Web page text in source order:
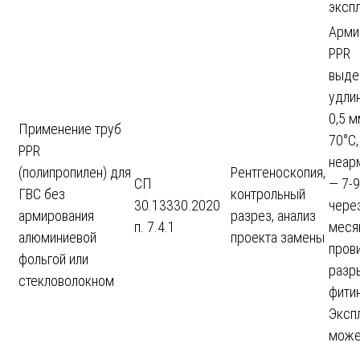
Применение труб
PPR
(полипропилен) для
ГВС без
армирования
алюминиевой
фольгой или
стекловолокном
СП
30.13330.2020
п. 7.4.1
Рентгеноскопия,
контрольный
разрез, анализ
проекта замены
PPR
0,5
70°C,
— 7-